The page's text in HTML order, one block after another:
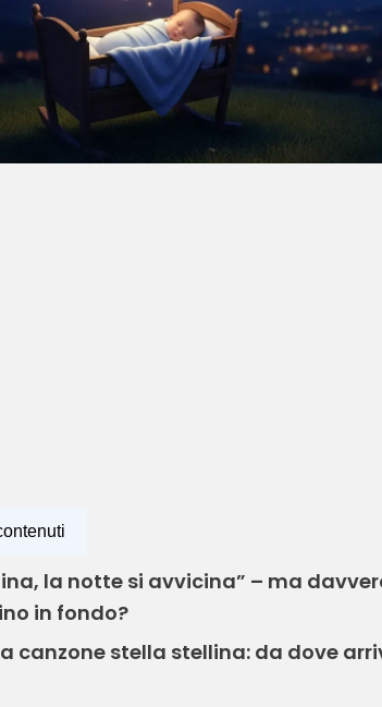
la notte si avvicina” – ma
in fondo?
canzone stella stellina: da dove